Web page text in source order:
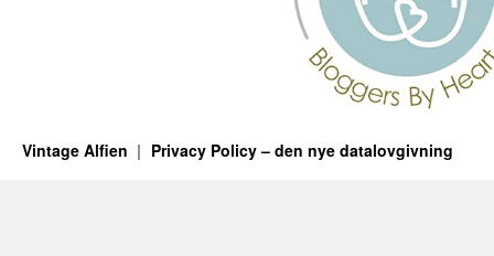
Vintage Alfien Privacy Policy – den nye datalovgivning